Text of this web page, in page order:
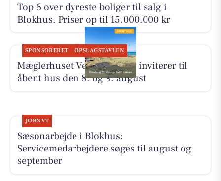
Top 6 over dyreste boliger til salg i
Blokhus. Priser op til 15.000.000 kr
SPONSORERET OPSLAGSTAVLEN
Mæglerhuset Vestkysten I/S inviterer til
åbent hus den 8. og 9. august
JOBNYT
Sæsonarbejde i Blokhus:
Servicemedarbejdere søges til august og
september